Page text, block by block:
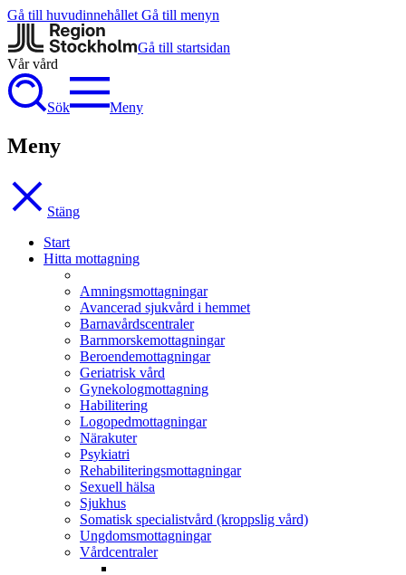
Gå till huvudinnehållet Gå till menyn
Gå till startsidan
Vår vård
Sök Meny
Meny
Stäng
Start
Hitta mottagning
Amningsmottagningar
Avancerad sjukvård i hemmet
Barnavårdscentraler
Barnmorskemottagningar
Beroendemottagningar
Geriatrisk vård
Gynekologmottagning
Habilitering
Logopedmottagningar
Närakuter
Psykiatri
Rehabiliteringsmottagningar
Sexuell hälsa
Sjukhus
Somatisk specialistvård (kroppslig vård)
Ungdomsmottagningar
Vårdcentraler